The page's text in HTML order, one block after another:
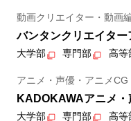
動画クリエイター・動画
バンタンクリエイター
大学部 専門部 高等
アニメ・声優・アニメCG
KADOKAWAアニメ
大学部 専門部 高等